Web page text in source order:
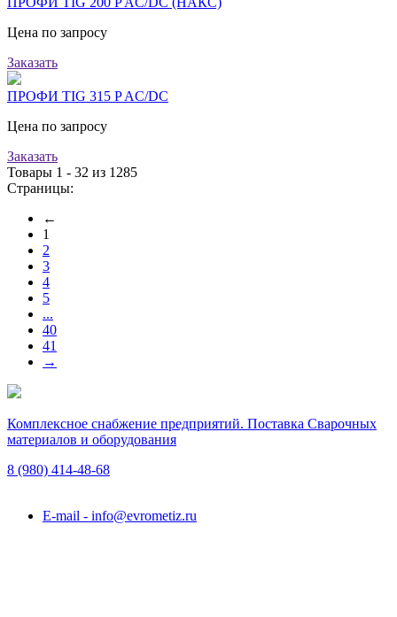
Цена по запросу
Заказать
ПРОФИ TIG 315 P AC/DC
Цена по запросу
Заказать
Товары 1 - 32 из 1285
Страницы:
←
1
2
3
4
5
...
40
41
→
Комплексное снабжение предприятий. Поставка Сварочных
материалов и оборудования
8 (980) 414-48-68
E-mail - info@evrometiz.ru